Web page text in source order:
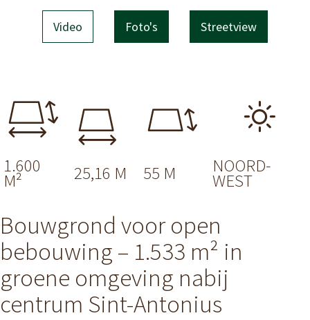
Video Foto's Streetview
1.600
M² 25,16 M 55 M NOORD-
WEST
Bouwgrond voor open
bebouwing – 1.533 m² in
groene omgeving nabij
centrum Sint-Antonius